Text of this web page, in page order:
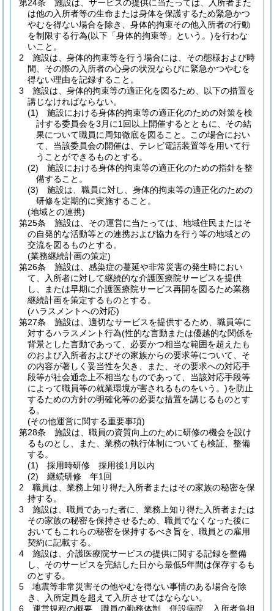
第24条
施設は、サービスの提供に当たっては、入所者また
は他の入所者等の生命または身体を保護するため緊急かつ
やむを得ない場合を除き、身体的拘束その他入所者の行動
を制限する行為(以下「身体的拘束等」という。)を行わな
いこと。
2
施設は、身体的拘束等を行う場合には、その態様および時
間、その際の入所者の心身の状況ならびに緊急かつやむを
得ない理由を記録すること。
3
施設は、身体的拘束等の適正化を図るため、以下の措置を
講じなければならない。
(1)
施設における身体的拘束等の適正化のための対策を検
討する委員会を3月に1回以上開催するとともに、その結
果について職員に周知徹底を図ること。
この場合におい
て、当該委員会の開催は、テレビ電話装置等を用いて行
うことができるものとする。
(2)
施設における身体的拘束等の適正化のための指針を整
備すること。
(3)
施設は、職員に対し、身体的拘束等の適正化のための
研修を定期的に実施すること。
(地域との連携)
第25条
施設は、その運営に当たっては、地域住民またはそ
の自発的な活動等との連携および協力を行う等の地域との
交流を図るものとする。
(業務継続計画の策定)
第26条
施設は、感染症の蔓延や非常災害の発生時におい
て、入所者に対して継続的な介護医療院サービスを提供
し、または早期に介護医療院サービス再開を図るため業務
継続計画を策定するものとする。
(ハラスメントへの対応)
第27条
施設は、適切なサービスを提供するため、職員等に
対するハラスメント行為(性的な言動または優越的な関係を
背景とした言動であって、必要かつ相当な範囲を超えたも
のおよび入所者およびその家族からの要求等について、そ
の内容が著しく妥当性を欠き、また、その要求への対応手
段等が社会通念上不相当なものであって、当該対応手段等
によって職員等の就業環境が害されるものをいう。)を防止
するための方針の明確化等の必要な措置を講じるものとす
る。
(その他運営に関する重要事項)
第28条
施設は、職員の資質向上のために研修の機会を設け
るものとし、また、業務の執行体制についても検証、整備
する。
(1)
採用時研修 採用後1月以内
(2)
継続研修 年1回
2
職員は、業務上知り得た入所者またはその家族の秘密を保
持する。
3
施設は、職員であった者に、業務上知り得た入所者または
その家族の秘密を保持させるため、職員でなくなった後に
おいてもこれらの秘密を保持するべき旨を、職員との雇用
契約に記載する。
4
施設は、介護医療院サービスの提供に関する記録を整備
し、そのサービスを完結した日から最低5年間は保存するも
のとする。
5
地震等非常災害その他やむを得ない事情のある場合を除
き、入所定員を超えて入所させてはならない。
6
運営規程の概要、職員の勤務体制、併設病院、入所者負担